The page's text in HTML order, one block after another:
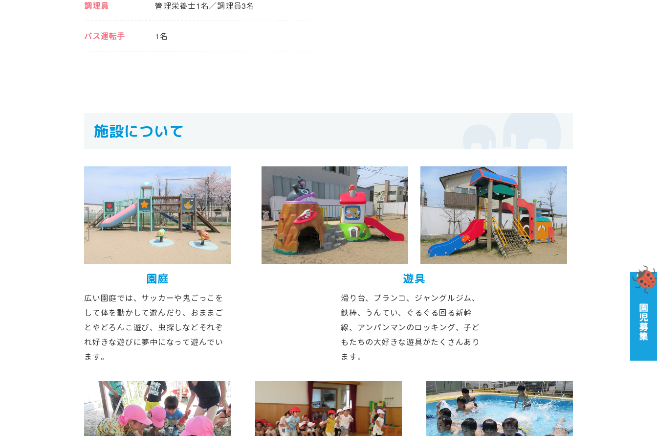
調理員 管理栄養士1名／調理員3名
バス運転手 1名
施設について
園庭
広い園庭では、サッカーや鬼ごっこを
して体を動かして遊んだり、おままご
とやどろんこ遊び、虫探しなどそれぞ
れ好きな遊びに夢中になって遊んでい
ます。
遊具
滑り台、ブランコ、ジャングルジム、
鉄棒、うんてい、ぐるぐる回る新幹
線、アンパンマンのロッキング、子ど
もたちの大好きな遊具がたくさんあり
ます。